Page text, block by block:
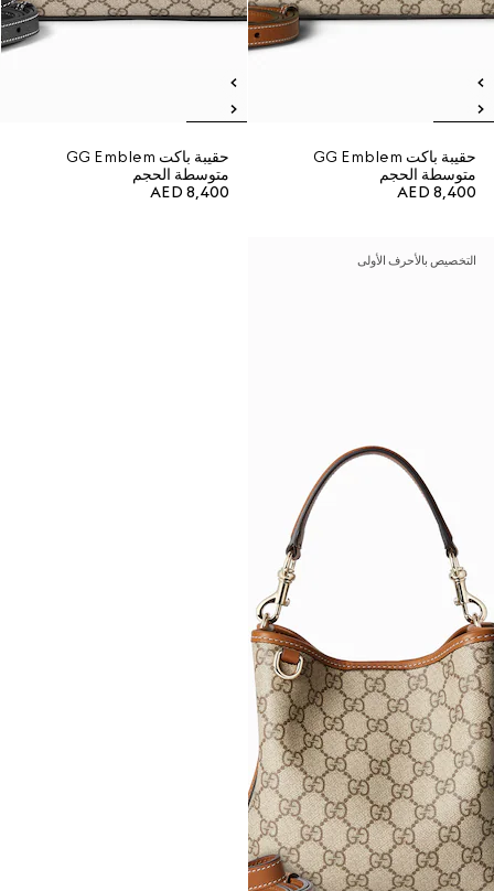
حقيبة باكت GG Emblem
متوسطة الحجم
AED 8,400
حقيبة باكت GG Emblem
متوسطة الحجم
AED 8,400
التخصيص بالأحرف الأولى